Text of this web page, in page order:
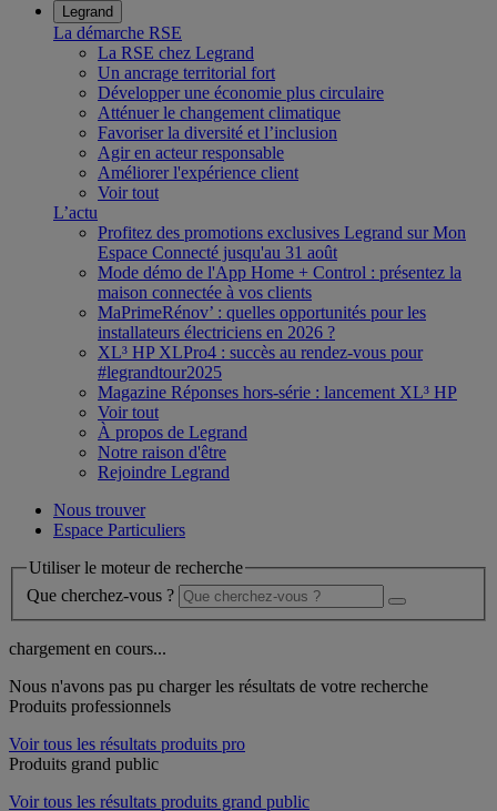
Legrand
La démarche RSE
La RSE chez Legrand
Un ancrage territorial fort
Développer une économie plus circulaire
Atténuer le changement climatique
Favoriser la diversité et l’inclusion
Agir en acteur responsable
Améliorer l'expérience client
Voir tout
L’actu
Profitez des promotions exclusives Legrand sur Mon
Espace Connecté jusqu'au 31 août
Mode démo de l'App Home + Control : présentez la
maison connectée à vos clients
MaPrimeRénov’ : quelles opportunités pour les
installateurs électriciens en 2026 ?
XL³ HP XLPro4 : succès au rendez-vous pour
#legrandtour2025
Magazine Réponses hors-série : lancement XL³ HP
Voir tout
À propos de Legrand
Notre raison d'être
Rejoindre Legrand
Nous trouver
Espace Particuliers
Utiliser le moteur de recherche
Que cherchez-vous ?
chargement en cours...
Nous n'avons pas pu charger les résultats de votre recherche
Produits professionnels
Voir tous les résultats produits pro
Produits grand public
Voir tous les résultats produits grand public